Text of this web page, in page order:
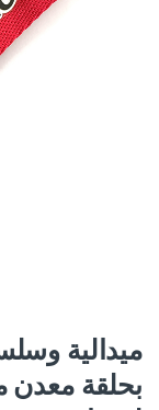
ميدالية
بحلقة معدن